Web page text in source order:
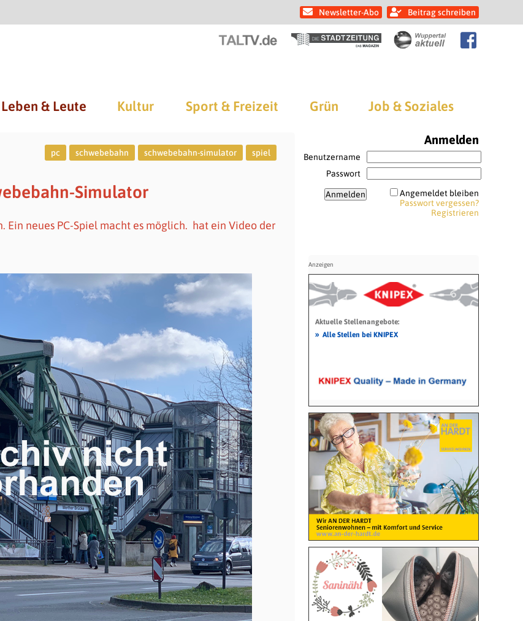
Newsletter-Abo Beitrag schreiben
Leben & Leute Kultur Sport & Freizeit Grün Job & Soziales
pc schwebebahn schwebebahn-simulator spiel
Simulator
neues PC-Spiel macht es möglich. hat ein Video der
Anmelden
Benutzername
Passwort
Angemeldet bleiben
Passwort vergessen?
Registrieren
Aktuelle Stellenangebote:
» Alle Stellen bei KNIPEX